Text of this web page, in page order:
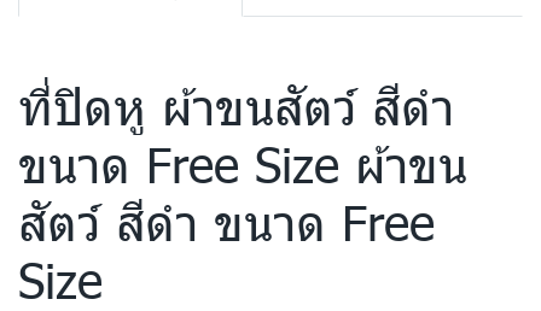
ที่ปิดหู ผ้าขนสัตว์ สีดำ
ขนาด Free Size ผ้าขน
สัตว์ สีดำ ขนาด Free
Size